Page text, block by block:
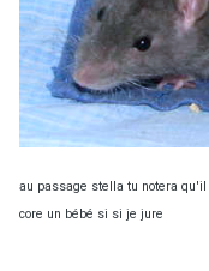
au passage stella tu notera
core un bébé si si je jure